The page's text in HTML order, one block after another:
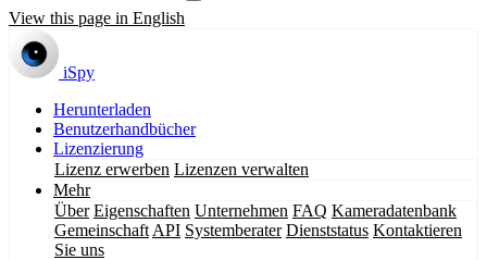
View this page in English
iSpy
Herunterladen
Benutzerhandbücher
Lizenzierung
Lizenz erwerben Lizenzen verwalten
Mehr
Über Eigenschaften Unternehmen FAQ Kameradatenbank
Gemeinschaft API Systemberater Dienststatus Kontaktieren
Sie uns